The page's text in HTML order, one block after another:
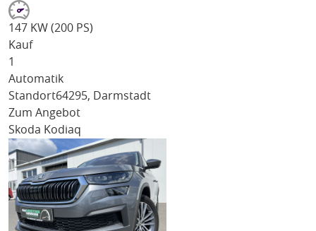
147 KW (200 PS)
Kauf
1
Automatik
Standort64295, Darmstadt
Zum Angebot
Skoda Kodiaq